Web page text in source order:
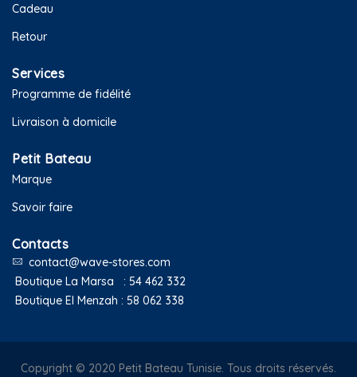
Cadeau
Retour
Services
Programme de fidélité
Livraison à domicile
Petit Bateau
Marque
Savoir faire
Contacts
contact@wave-stores.com
Boutique La Marsa : 54 462 332
Boutique El Menzah : 58 062 338
Copyright © 2020 Petit Bateau Tunisie. Tous droits réservés.